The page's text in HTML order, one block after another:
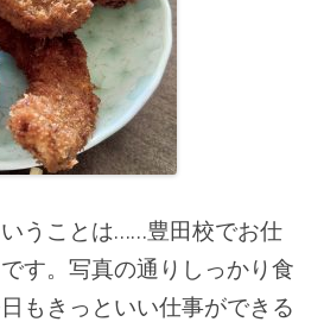
うことは……豊田校でお仕
す。写真の通りしっかり食
もきっといい仕事ができる